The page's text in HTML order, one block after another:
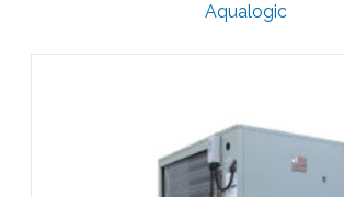
Aqualogic